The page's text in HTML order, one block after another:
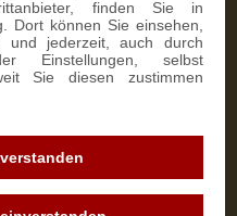
finden Sie in
Dort können Sie einsehen,
und jederzeit, auch durch
Einstellungen, selbst
Sie diesen zustimmen
15,90 €
ZUM PRODUKT